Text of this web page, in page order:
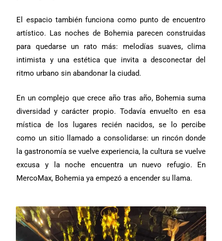
El espacio también funciona como punto de encuentro
artístico. Las noches de Bohemia parecen construidas
para quedarse un rato más: melodías suaves, clima
intimista y una estética que invita a desconectar del
ritmo urbano sin abandonar la ciudad.
En un complejo que crece año tras año, Bohemia suma
diversidad y carácter propio. Todavía envuelto en esa
mística de los lugares recién nacidos, se lo percibe
como un sitio llamado a consolidarse: un rincón donde
la gastronomía se vuelve experiencia, la cultura se vuelve
excusa y la noche encuentra un nuevo refugio. En
MercoMax, Bohemia ya empezó a encender su llama.